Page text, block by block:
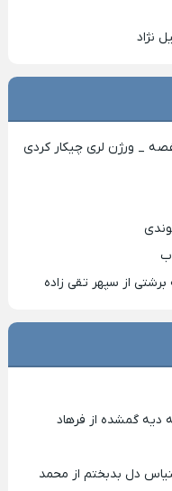
_ ورژن لری چیکار کردی
از سپهر تقی زاده
دیه گمشده از فرهاد
دل بدبختم از محمد